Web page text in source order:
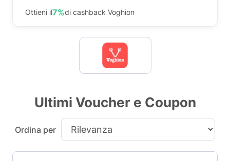
Ottieni il7%di cashback Voghion
Ultimi Voucher e Coupon
Ordina per